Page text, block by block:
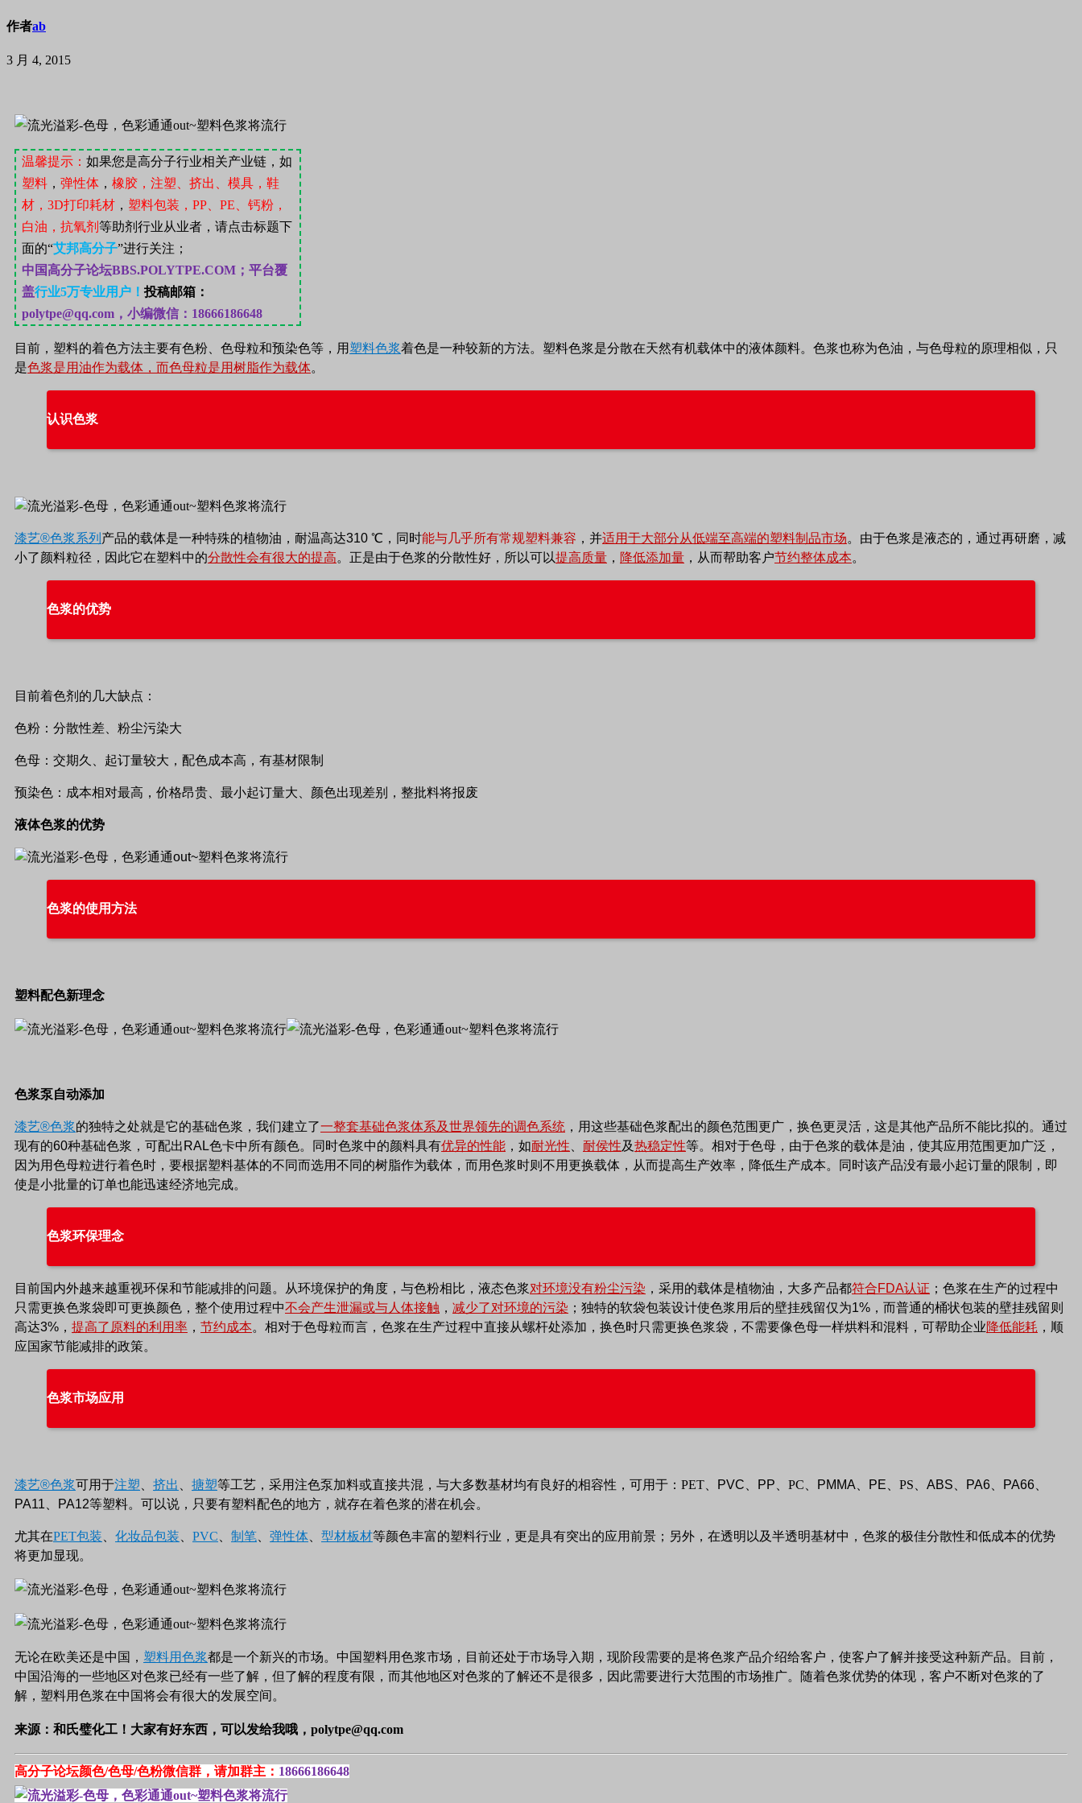
作者ab
3 月 4, 2015
温馨提示： 如果您是高分子行业相关产业链，如
塑料 ， 弹性体 ， 橡胶，注塑、挤出、模具，鞋
材， 3D打印耗材 ， 塑料包装， PP PE 、钙粉，
白油，抗氧剂 等助剂行业从业者，请点击标题下
面的“艾邦高分子”进行关注；
中国高分子论坛BBS.POLYTPE.COM； 平台覆
盖行业5万专业用户！ 投稿邮箱：
polytpe@qq.com，小编微信：18666186648
目前，塑料的着色方法主要有色粉、色母粒和预染色等， 用 塑料色浆着色是一种较新的方法。 塑料色浆是分散在天然有机载体中的液体颜料。色浆也称为色油，与色母粒的原理相似，只
是色浆是用油作为载体，而色母粒是用树脂作为载体。
认识色浆
漆艺®色浆系列 产品的载体是一种特殊的植物油，耐温高达310 ℃ ，同时能与几乎所有常规塑料兼容 ，并适用于大部分从低端至高端的塑料制品市场。由于色浆是液态的，通过再研磨，减
小了颜料粒径，因此它在塑料中的分散性会有很大的提高。正是由于色浆的分散性好，所以可以提高质量 ， 降低添加量 ，从而帮助客户节约整体成本。
色浆的优势
目前着色剂的几大缺点：
色粉： 分散性差 、粉尘污染大
色母： 交期久、 起订量较大，配色成本高，有基材限制
预染色： 成本相对最高 ， 价格昂贵、最小起订量大、颜色出现差别，整批料将报废
液体色浆的优势
色浆的使用方法
塑料配色新理念
色浆泵自动添加
漆艺®色浆的独特之处就是它的基础色浆， 我们建立了一整套基础色浆体系及世界领先的调色系统 ，用这些基础色浆配出的颜色范围更广，换色更灵活，这是其他产品所不能比拟的。通过
现有的60种基础色浆，可配出RAL色卡中所有颜色。同时色浆中的颜料具有优异的性能 ，如耐光性 耐侯性及热稳定性等。相对于色母，由于色浆的载体是油，使其应用范围更加广泛，
因为用色母粒进行着色时，要根据塑料基体的不同而选用不同的树脂作为载体，而用色浆时则不用更换载体，从而提高生产效率，降低生产成本。
同时该产品没有最小起订量的限制，即
使是小批量的订单也能迅速经济地完成。
色浆环保理念
目前国内外越来越重视环保和节能减排的问题。从环境保护的角度，与色粉相比，液态色浆对环境没有粉尘污染 ，采用的载体是植物油，大多产品都符合FDA认证 ；色浆在生产的过程中
只需更换色浆袋即可更换颜色，整个使用过程中不会产生泄漏或与人体接触 ， 减少了对环境的污染 ；独特的软袋包装设计使色浆用后的壁挂残留仅为1%，而普通的桶状包装的壁挂残留则
高达3%， 提高了原料的利用率 ， 节约成本。相对于色母粒而言，色浆在生产过程中直接从螺杆处添加，换色时只需更换色浆袋，不需要像色母一样烘料和混料，可帮助企业降低能耗 ，顺
应国家节能减排的政策。
色浆市场应用
漆艺®色浆可用于注塑 挤出 搪塑等工艺 ， 采用注色泵加料或直接共混，与大多数基材均有良好的相容性 ，可用于 ： PET PVC PP PC PMMA PE PS ABS PA6 PA66
PA11
PA12等塑料。 可以说，只要有塑料配色的地方，就存在着色浆的潜在机会。
尤其在PET包装 化妆品包装 PVC 制笔 弹性体 型材板材等颜色丰富的塑料行业，更是具有突出的应用前景；另外，在透明以及半透明基材中，色浆的极佳分散性和低成本的优势
将更加显现。
无论在欧美还是中国， 塑料用色浆都是一个新兴的市场。中国塑料用色浆市场，目前还处于市场导入期，现阶段需要的是将色浆产品介绍给客户，使客户了解并接受这种新产品。目前，
中国沿海的一些地区对色浆已经有一些了解，但了解的程度有限，而其他地区对色浆的了解还不是很多，因此需要进行大范围的市场推广。随着色浆优势的体现，客户不断对色浆的了
解，塑料用色浆在中国将会有很大的发展空间。
来源：和氏璧化工！大家有好东西，可以发给我哦，polytpe@qq.com
高分子论坛颜色/色母/色粉微信群，请加群主： 18666186648